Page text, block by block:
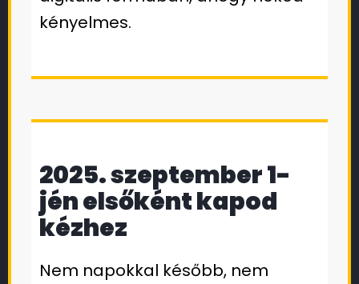
kényelmes.
2025. szeptember 1-
jén elsőként kapod
kézhez
Nem napokkal később, nem